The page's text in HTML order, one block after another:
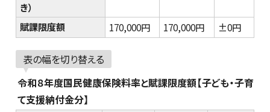
き）
賦課限度額 170,000円 170,000円 ±0円
表の幅を切り替える
令和８年度国民健康保険料率と賦課限度額【子ども・子育
て支援納付金分】